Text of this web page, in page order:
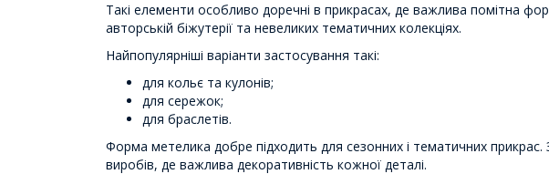
Такі елементи особливо доречні в прикрасах, де важлива помітна
авторській біжутерії та невеликих тематичних колекціях.
Найпопулярніші варіанти застосування такі:
для кольє та кулонів;
для сережок;
для браслетів.
Форма метелика добре підходить для сезонних і тематичних прикрас.
виробів, де важлива декоративність кожної деталі.